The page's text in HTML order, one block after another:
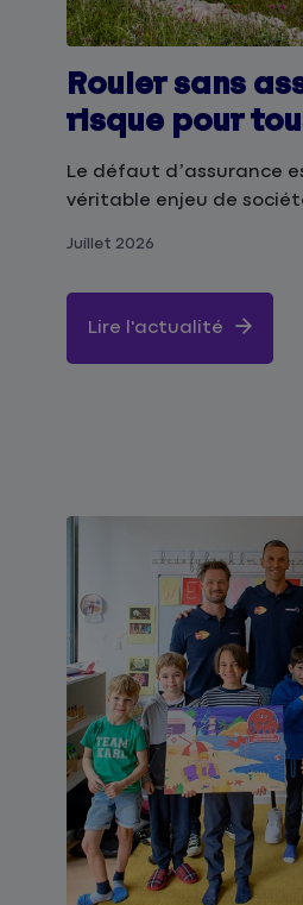
Rouler sans
risque pour
de prévention
Le défaut d’assurance
véritable enjeu de
aujourd’hui d’en faire
Juillet 2026
Lire l'actualité